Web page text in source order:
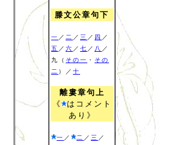
滕文公章句下
一 ／ 二 ／ 三 ／ 四 ／
五 ／ 六 ／ 七 ／ 八 ／
九（ その一 ・ その
二 ）／ 十
離婁章句上
《
はコメント
あり》
一 ／ 二 ／ 三 ／